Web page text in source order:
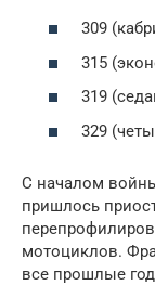
309
315
319
329
С началом
пришлось
мотоциклов.
все прошлые